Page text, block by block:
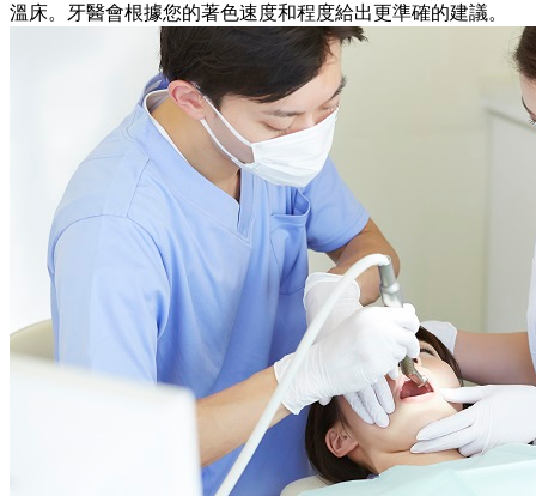
溫床。牙醫會根據您的著色速度和程度給出更準確的建議。